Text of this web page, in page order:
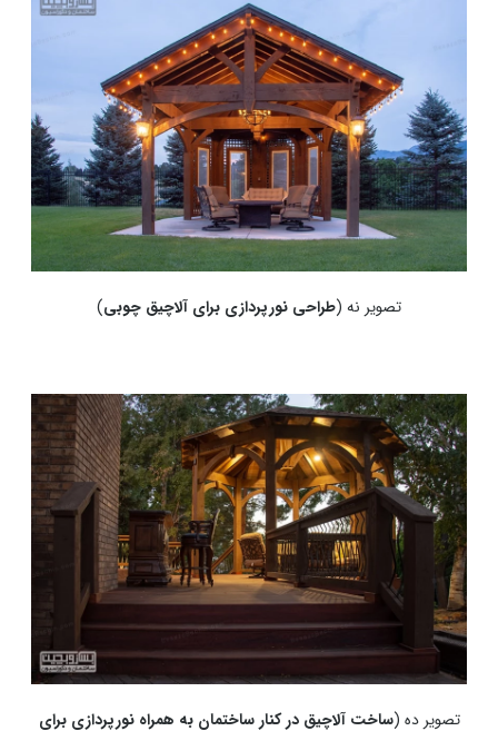
تصویر نه ( طراحی نورپردازی برای آلاچیق چوبی)
تصویر ده ( ساخت آلاچیق در کنار ساختمان به همراه نورپردازی برای